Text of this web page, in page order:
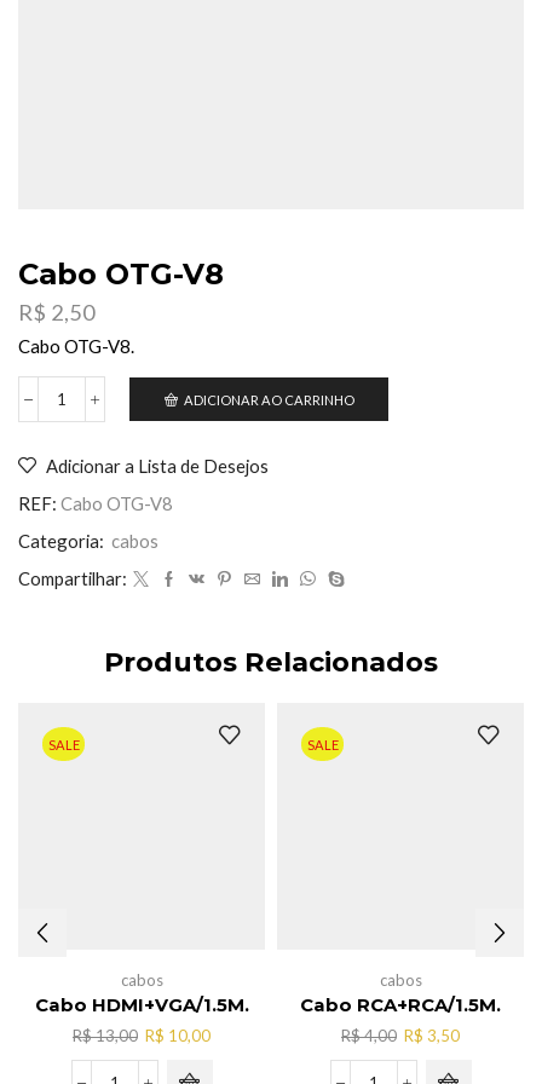
Cabo OTG-V8
R$ 2,50
Cabo OTG-V8.
Cabo
quantidade
ADICIONAR AO CARRINHO
Adicionar a Lista de Desejos
REF: Cabo OTG-V8
Categoria: cabos
Compartilhar:
Produtos Relacionados
SALE
cabos
Cabo HDMI+VGA/1.5M.
R$13,00 O
preço
R$ 10,00O
SALE
cabos
Cabo RCA+RCA/1.5M.
R$4,00 O
preço
R$ 3,50O